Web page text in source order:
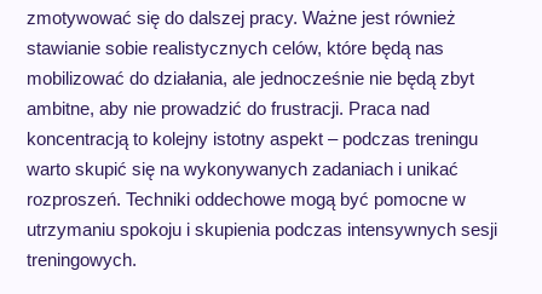
zmotywować się do dalszej pracy. Ważne jest również
stawianie sobie realistycznych celów, które będą nas
mobilizować do działania, ale jednocześnie nie będą zbyt
ambitne, aby nie prowadzić do frustracji. Praca nad
koncentracją to kolejny istotny aspekt – podczas treningu
warto skupić się na wykonywanych zadaniach i unikać
rozproszeń. Techniki oddechowe mogą być pomocne w
utrzymaniu spokoju i skupienia podczas intensywnych sesji
treningowych.